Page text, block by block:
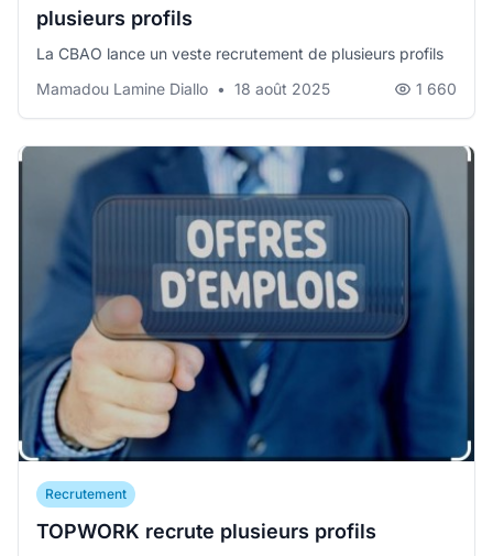
plusieurs profils
La CBAO lance un veste recrutement de plusieurs profils
Mamadou Lamine Diallo • 18 août 2025 1 660
Recrutement
TOPWORK recrute plusieurs profils